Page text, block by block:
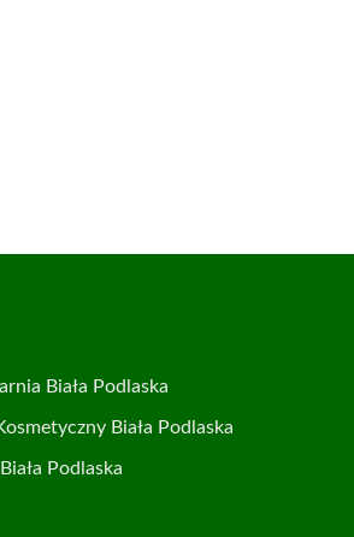
Biała Podlaska
Biała Podlaska
Podlaska